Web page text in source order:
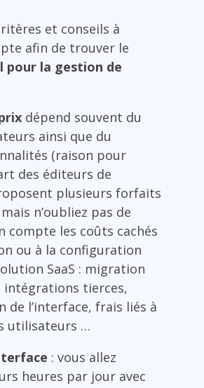
et conseils à
afin de trouver le
pour la gestion de
dépend souvent du
ainsi que du
(raison pour
des éditeurs de
plusieurs forfaits
n’oubliez pas de
compte les coûts cachés
ou à la configuration
SaaS : migration
intégrations tierces,
de l’interface, frais liés à
utilisateurs …
: vous allez
heures par jour avec